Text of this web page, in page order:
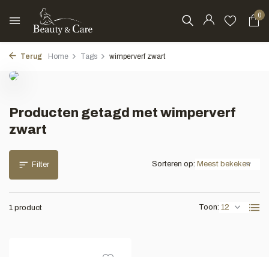
0
Terug Home Tags wimperverf zwart
Producten getagd met wimperverf
zwart
Filter
1 product Toon:
Sorteren op: